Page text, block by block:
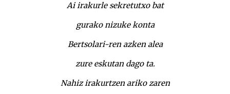
Ai irakurle sekretutxo bat
gurako nizuke konta
Bertsolari-ren azken alea
zure eskutan dago ta.
Nahiz irakurtzen ariko zaren